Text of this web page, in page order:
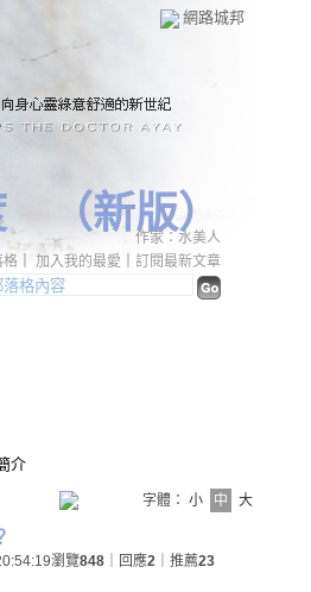
網路城邦
（新版）
介
格 加入我的最愛 訂閱最新文章
作家：水美人
字體： 小 中 大
瀏覽848 ｜回應2 ｜推薦23